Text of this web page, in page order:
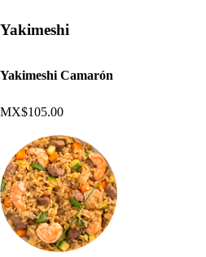
Yakimeshi
Yakimeshi Camarón
MX$105.00